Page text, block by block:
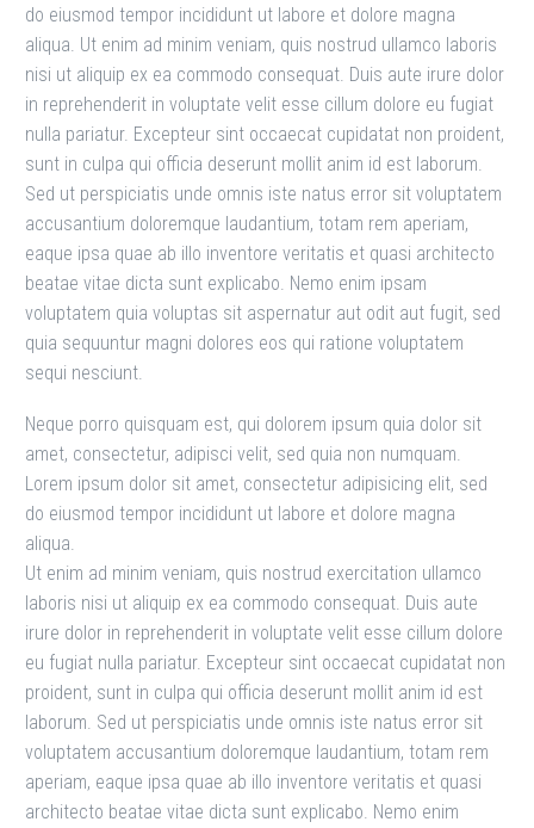
do eiusmod tempor incididunt ut labore et dolore magna
aliqua. Ut enim ad minim veniam, quis nostrud ullamco laboris
nisi ut aliquip ex ea commodo consequat. Duis aute irure dolor
in reprehenderit in voluptate velit esse cillum dolore eu fugiat
nulla pariatur. Excepteur sint occaecat cupidatat non proident,
sunt in culpa qui officia deserunt mollit anim id est laborum.
Sed ut perspiciatis unde omnis iste natus error sit voluptatem
accusantium doloremque laudantium, totam rem aperiam,
eaque ipsa quae ab illo inventore veritatis et quasi architecto
beatae vitae dicta sunt explicabo. Nemo enim ipsam
voluptatem quia voluptas sit aspernatur aut odit aut fugit, sed
quia sequuntur magni dolores eos qui ratione voluptatem
sequi nesciunt.
Neque porro quisquam est, qui dolorem ipsum quia dolor sit
amet, consectetur, adipisci velit, sed quia non numquam.
Lorem ipsum dolor sit amet, consectetur adipisicing elit, sed
do eiusmod tempor incididunt ut labore et dolore magna
aliqua.
Ut enim ad minim veniam, quis nostrud exercitation ullamco
laboris nisi ut aliquip ex ea commodo consequat. Duis aute
irure dolor in reprehenderit in voluptate velit esse cillum dolore
eu fugiat nulla pariatur. Excepteur sint occaecat cupidatat non
proident, sunt in culpa qui officia deserunt mollit anim id est
laborum. Sed ut perspiciatis unde omnis iste natus error sit
voluptatem accusantium doloremque laudantium, totam rem
aperiam, eaque ipsa quae ab illo inventore veritatis et quasi
architecto beatae vitae dicta sunt explicabo. Nemo enim